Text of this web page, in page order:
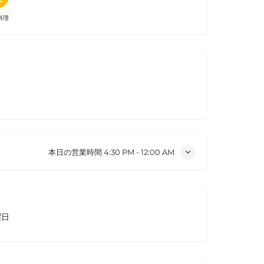
理
本日の営業時間 4:30 PM - 12:00 AM